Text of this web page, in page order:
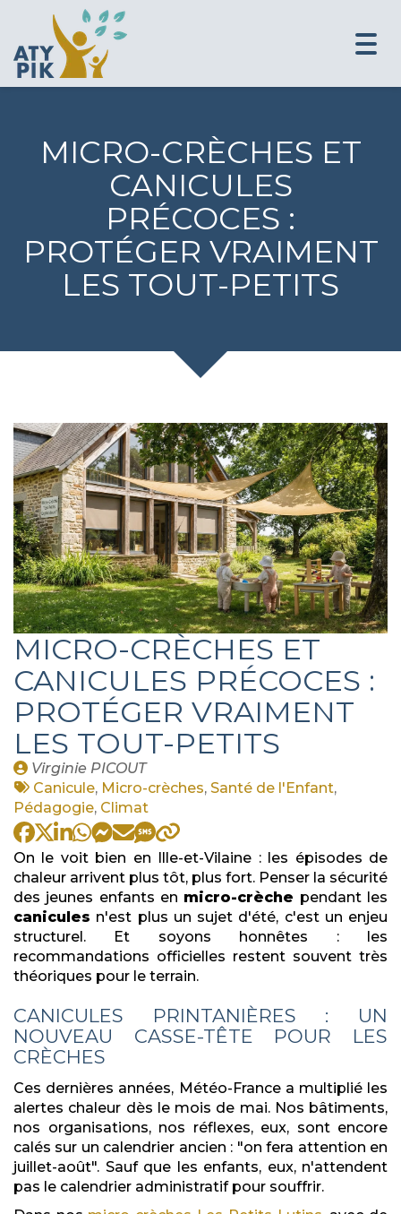
MICRO-CRÈCHES ET
CANICULES
PRÉCOCES :
PROTÉGER VRAIMENT
LES TOUT-PETITS
MICRO-CRÈCHES ET
CANICULES PRÉCOCES :
PROTÉGER VRAIMENT
LES TOUT-PETITS
Publié
par
Virginie PICOUT
Tags
:
Canicule, Micro-crèches, Santé de l'Enfant,
Pédagogie, Climat
On le voit bien en Ille-et-Vilaine : les épisodes de
chaleur arrivent plus tôt, plus fort. Penser la sécurité
des jeunes enfants en micro-crèche pendant les
canicules n'est plus un sujet d'été, c'est un enjeu
structurel. Et soyons honnêtes : les
recommandations officielles restent souvent très
théoriques pour le terrain.
CANICULES PRINTANIÈRES : UN
NOUVEAU CASSE-TÊTE POUR LES
CRÈCHES
Ces dernières années, Météo-France a multiplié les
alertes chaleur dès le mois de mai. Nos bâtiments,
nos organisations, nos réflexes, eux, sont encore
calés sur un calendrier ancien : "on fera attention en
juillet-août". Sauf que les enfants, eux, n'attendent
pas le calendrier administratif pour souffrir.